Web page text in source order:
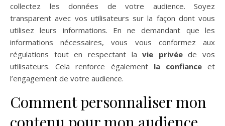
collectez les données de votre audience. Soyez
transparent avec vos utilisateurs sur la façon dont vous
utilisez leurs informations. En ne demandant que les
informations nécessaires, vous vous conformez aux
régulations tout en respectant lavie privéede vos
utilisateurs. Cela renforce également la confianceet
l’engagement de votre audience.
Comment personnaliser mon
contenu pour mon audience